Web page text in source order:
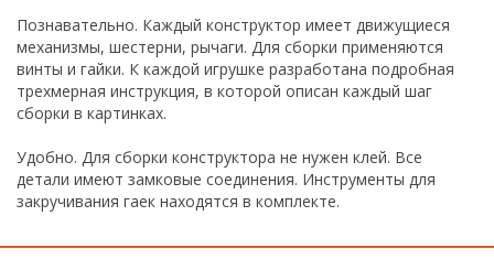
Познавательно. Каждый конструктор имеет движущиеся
механизмы, шестерни, рычаги. Для сборки применяются
винты и гайки. К каждой игрушке разработана подробная
трехмерная инструкция, в которой описан каждый шаг
сборки в картинках.
Удобно. Для сборки конструктора не нужен клей. Все
детали имеют замковые соединения. Инструменты для
закручивания гаек находятся в комплекте.